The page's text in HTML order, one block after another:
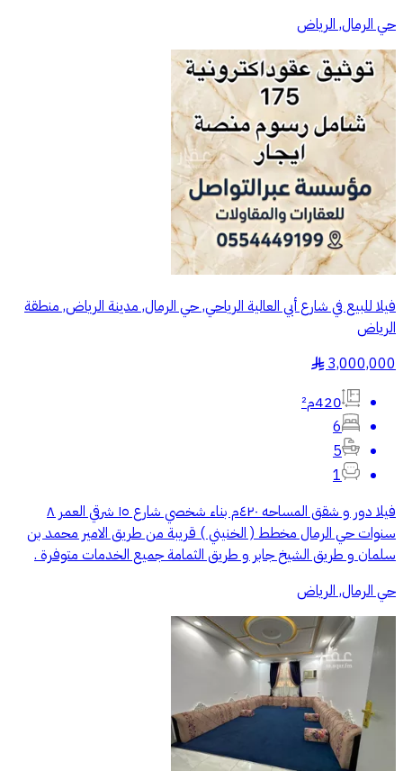
حي الرمال, الرياض
فيلا للبيع في شارع أبي العالية الرياحي, حي الرمال, مدينة الرياض, منطقة
الرياض
3,000,000
§
420م²
6
5
1
فيلا دور و شقق المساحه ٤٢٠م بناء شخصي شارع ١٥ شرقي العمر ٨
سنوات حي الرمال مخطط ( الخنيني ) قريبة من طريق الامير محمد بن
سلمان و طريق الشيخ جابر و طريق الثمامة جميع الخدمات متوفرة .
حي الرمال, الرياض